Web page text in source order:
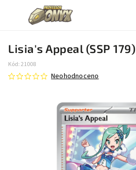
Lisia's Appeal (SSP 179)
Kód:21008
Neohodnoceno